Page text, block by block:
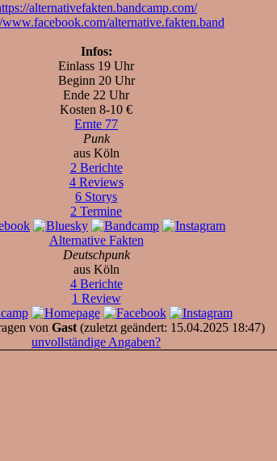
alternativefakten.bandcamp.com/
www.facebook.com/alternative.fakten.band
Infos:
Einlass 19 Uhr
Beginn 20 Uhr
Ende 22 Uhr
Kosten 8-10 €
Ernte 77
Punk
aus Köln
2 Berichte
4 Reviews
6 Storys
2 Termine
Alternative Fakten
Deutschpunk
aus Köln
4 Berichte
1 Review
von Gast (zuletzt geändert: 15.04.2025 18:47)
unvollständige Angaben?